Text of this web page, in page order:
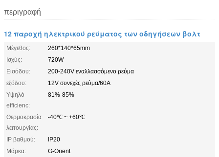
περιγραφή
12 παροχή ηλεκτρικού ρεύματος των οδηγήσεων βολτ
Μέγεθος:
260*140*65mm
Ισχύς:
720W
Εισόδου:
200-240V εναλλασσόμενο ρεύμα
εξόδου:
12V συνεχές ρεύμα/60A
Υψηλό
efficienc:
81%-85%
Θερμοκρασία
λειτουργίας:
-40℃ ~ +60℃
IP βαθμού:
IP20
Μάρκα:
G-Orient